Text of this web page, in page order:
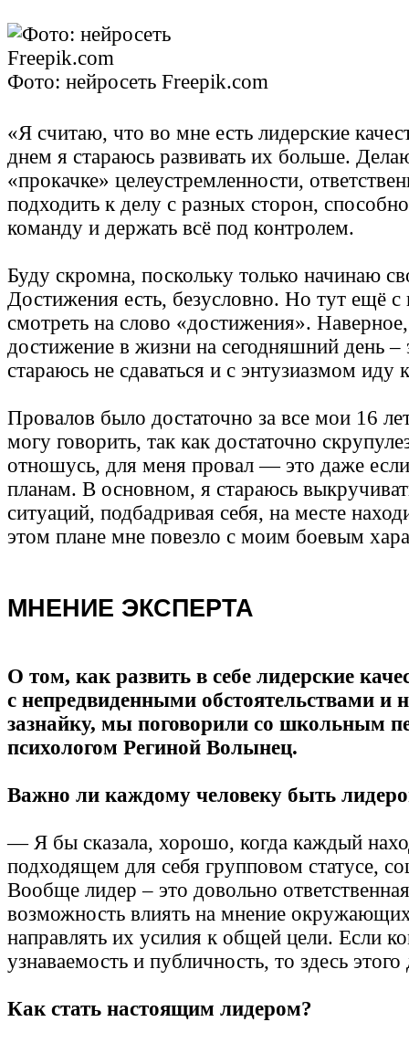
Фото: нейросеть Freepik.com
«Я считаю, что во мне есть лидерские
днем я стараюсь развивать их больше.
«прокачке» целеустремленности,
подходить к делу с разных сторон,
команду и держать всё под контролем.
Буду скромна, поскольку только начинаю
Достижения есть, безусловно. Но тут ещё с
смотреть на слово «достижения».
достижение в жизни на сегодняшний день –
стараюсь не сдаваться и с энтузиазмом иду
Провалов было достаточно за все мои 16
могу говорить, так как достаточно
отношусь, для меня провал — это даже
планам. В основном, я стараюсь
ситуаций, подбадривая себя, на месте
этом плане мне повезло с моим боевым
МНЕНИЕ ЭКСПЕРТА
О том, как развить в себе лидерские
с непредвиденными обстоятельствами и
зазнайку, мы поговорили со школьным
психологом Региной Волынец.
Важно ли каждому человеку быть
— Я бы сказала, хорошо, когда каждый
подходящем для себя групповом статусе,
Вообще лидер – это довольно
возможность влиять на мнение
направлять их усилия к общей цели. Если
узнаваемость и публичность, то здесь этого
Как стать настоящим лидером?